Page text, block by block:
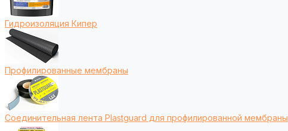
Гидроизоляция Кипер
Профилированные мембраны
Соединительная лента Plastguard для профилированной мембраны